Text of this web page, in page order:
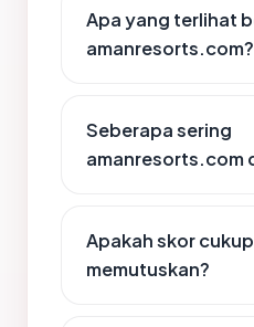
Apa yang terlihat
amanresorts.com?
Seberapa sering
amanresorts.com
Apakah skor
memutuskan?